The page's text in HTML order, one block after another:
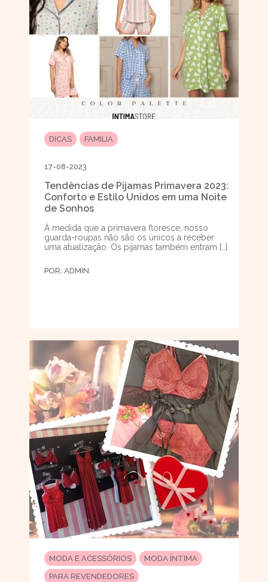
DICAS FAMILIA
17-08-2023
Tendências de Pijamas Primavera 2023:
Conforto e Estilo Unidos em uma Noite
de Sonhos
À medida que a primavera floresce, nosso
guarda-roupas não são os únicos a receber
uma atualização. Os pijamas também entram […]
POR: ADMIN
MODA E ACESSÓRIOS
MODA ÍNTIMA
PARA REVENDEDORES